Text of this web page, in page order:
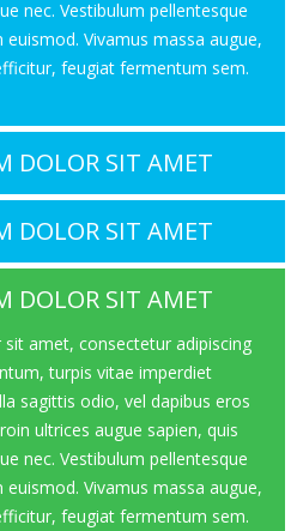
nec. Vestibulum pellentesque
Vivamus massa augue,
feugiat fermentum sem.
DOLOR SIT AMET
DOLOR SIT AMET
DOLOR SIT AMET
amet, consectetur adipiscing
turpis vitae imperdiet
sagittis odio, vel dapibus eros
ultrices augue sapien, quis
nec. Vestibulum pellentesque
Vivamus massa augue,
feugiat fermentum sem.